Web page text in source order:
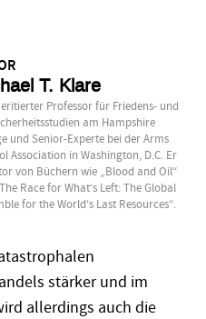
T. Klare
Professor für Friedens- und
am Hampshire
und Senior-Experte bei der Arms
Association in Washington, D.C. Er
von Büchern wie „Blood and Oil“
Race for What‘s Left: The Global
for the World‘s Last Resources“.
stärker und im
allerdings auch die